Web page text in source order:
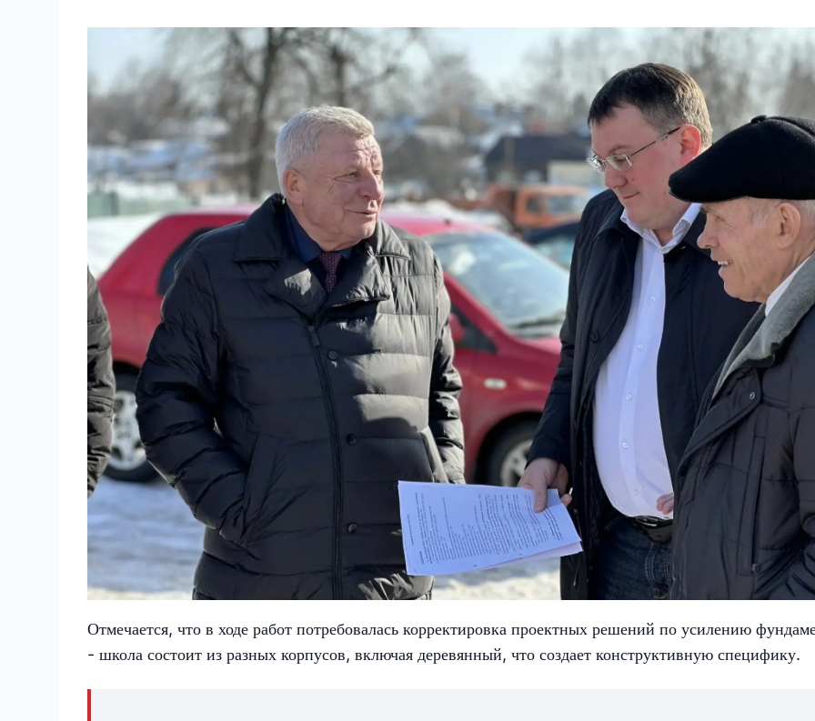
Отмечается, что в ходе работ потребовалась корректировка проектных решений по усилению
- школа состоит из разных корпусов, включая деревянный, что создает конструктивную специфику.